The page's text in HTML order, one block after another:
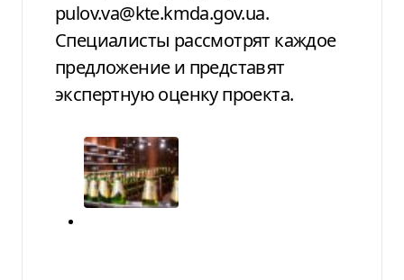
pulov.va@kte.kmda.gov.ua.
Специалисты рассмотрят каждое
предложение и представят
экспертную оценку проекта.